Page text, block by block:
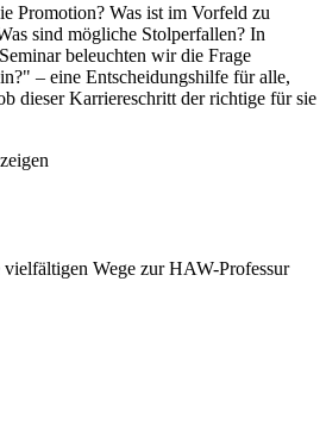
Promotion? Was ist im Vorfeld zu
sind mögliche Stolperfallen? In
beleuchten wir die Frage
– eine Entscheidungshilfe für alle,
dieser Karriereschritt der richtige für sie
Wege zur HAW-Professur